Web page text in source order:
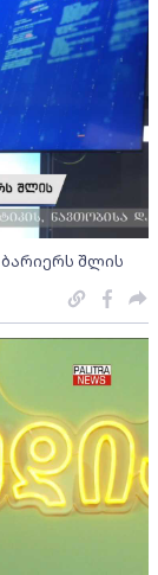
შლის